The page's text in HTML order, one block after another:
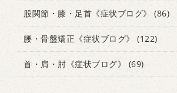
股関節・膝・足首《症状ブログ》 (86)
腰・骨盤矯正《症状ブログ》 (122)
首・肩・肘《症状ブログ》 (69)